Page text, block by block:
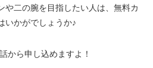
や二の腕を目指したい人は、無料カ
いかがでしょうか♪
から申し込めますよ！